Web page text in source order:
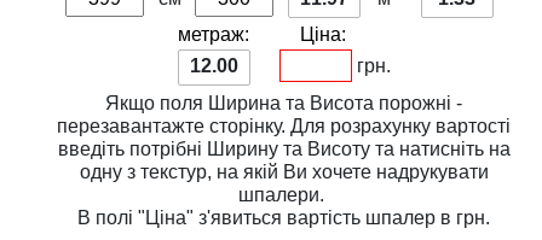
метраж:
12.00
Ціна:
грн.
Якщо поля Ширина та Висота порожні -
перезавантажте сторінку. Для розрахунку вартості
введіть потрібні Ширинута Висотута натисніть на
одну з текстур, на якій Ви хочете надрукувати
шпалери.
В полі"Ціна" з'явиться вартість шпалер в грн.